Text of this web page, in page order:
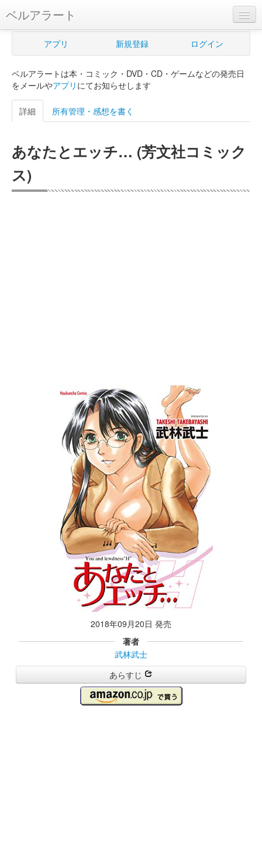
ベルアラート
ベルアラートとは
新規登録
ログイン
購入管理
Myシェルフ
アプリ 新規登録 ログイン
ベルアラートは本・コミック・DVD・CD・ゲームなどの発売日
をメールやアプリ にてお知らせします
詳細 所有管理・感想を書く
あなたとエッチ… (芳文社コミック
ス)
2018年09月20日 発売
著者
武林武士
あらすじ